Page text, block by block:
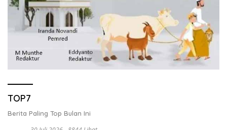
TOP7
Berita Paling Top Bulan Ini